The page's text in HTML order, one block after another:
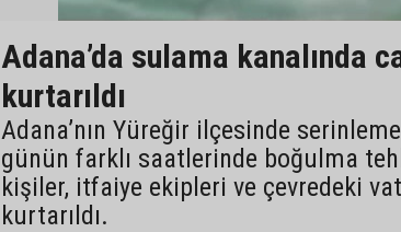
Adana’da sulama kanalında
kurtarıldı
Adana’nın Yüreğir ilçesinde
günün farklı saatlerinde boğulma
kişiler, itfaiye ekipleri ve çevredeki
kurtarıldı.